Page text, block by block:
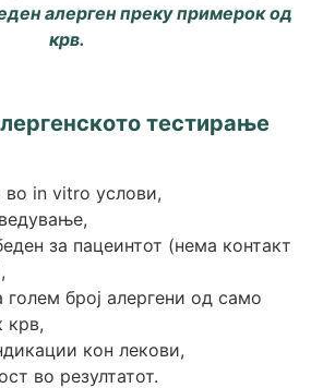
алерген преку примерок од
крв.
тестирање
во in vitro услови,
за пацеинтот (нема контакт
број алергени од само
крв,
кон лекови,
во резултатот.